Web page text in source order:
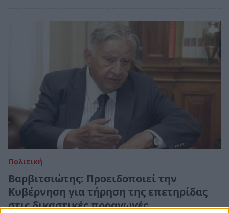
Πολιτική
Βαρβιτσιώτης: Προειδοποιεί την
Κυβέρνηση για τήρηση της επετηρίδας
στις δικαστικές προαγωγές